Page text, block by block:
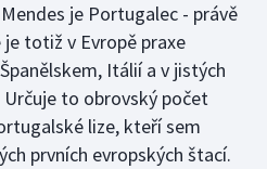
je Portugalec - právě
totiž v Evropě praxe
Itálií a v jistých
Určuje to obrovský počet
lize, kteří sem
prvních evropských štací.